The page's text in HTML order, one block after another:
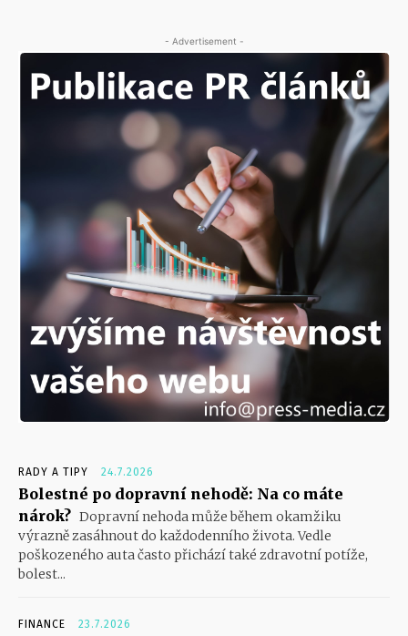
- Advertisement -
RADY A TIPY 24.7.2026
Bolestné po dopravní nehodě: Na co máte
nárok? Dopravní nehoda může během okamžiku
výrazně zasáhnout do každodenního života. Vedle
poškozeného auta často přichází také zdravotní potíže,
bolest...
FINANCE 23.7.2026